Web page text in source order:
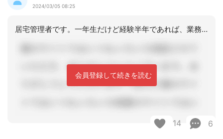
2024/03/05 08:25
居宅管理者です。一年生だけど経験半年であれば、業務の一通りの流れは大体分かってい
会員登録して続きを読む
14 6